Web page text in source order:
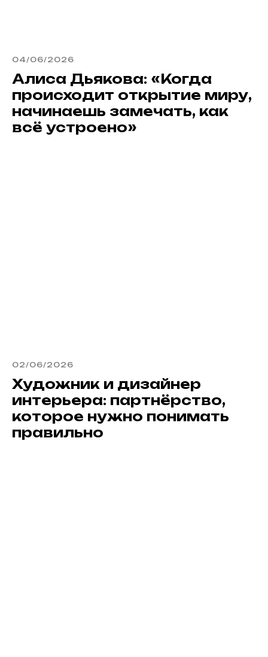
04/06/2026
Алиса Дьякова: «Когда
происходит открытие миру,
начинаешь замечать, как
всё устроено»
02/06/2026
Художник и дизайнер
интерьера: партнёрство,
которое нужно понимать
правильно